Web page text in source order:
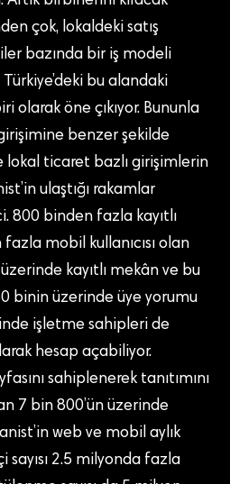
çok, lokaldeki satış
bazında bir iş modeli
bu alandaki
olarak öne çıkıyor. Bununla
benzer şekilde
lokal ticaret bazlı girişimlerin
ulaştığı rakamlar
800 binden fazla kayıtlı
mobil kullanıcısı olan
kayıtlı mekân ve bu
binin üzerinde üye yorumu
işletme sahipleri de
hesap açabiliyor.
sahiplenerek tanıtımını
7 bin 800’ün üzerinde
web ve mobil aylık
2.5 milyonda fazla